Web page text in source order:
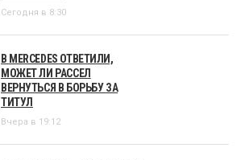
Сегодня в 8:30
В MERCEDES ОТВЕТИЛИ,
МОЖЕТ ЛИ РАССЕЛ
ВЕРНУТЬСЯ В БОРЬБУ ЗА
ТИТУЛ
Вчера в 19:12